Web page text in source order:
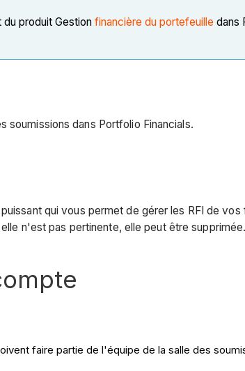
produit Gestion financière du portefeuille dans
soumissions dans Portfolio Financials.
qui vous permet de gérer les RFI de
n'est pas pertinente, elle peut être supprimée.
faire partie de l'équipe de la salle des